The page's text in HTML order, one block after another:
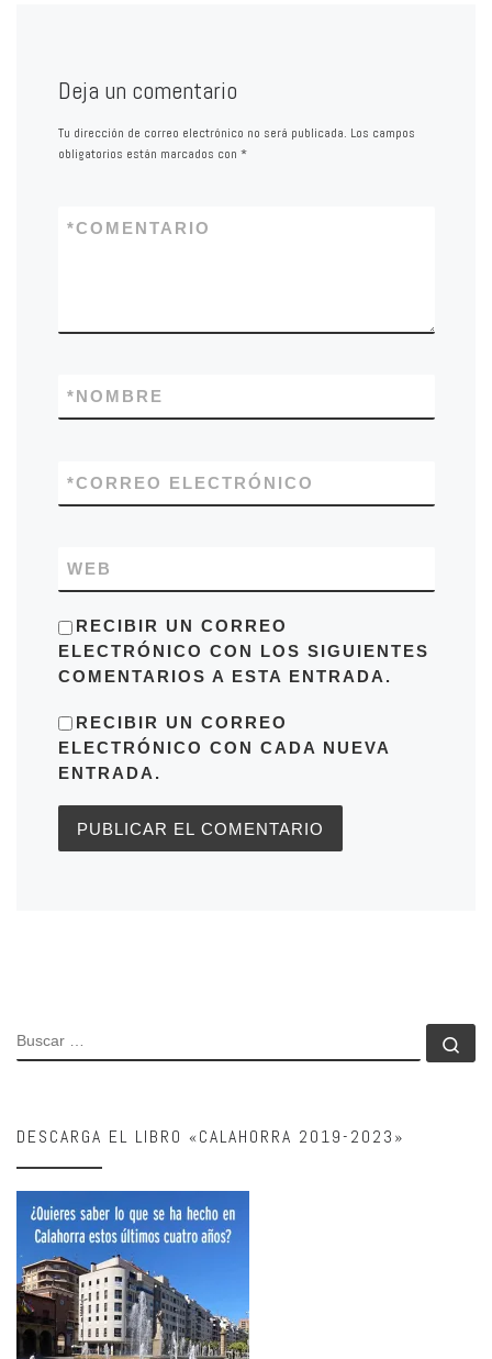
Deja un comentario
Tu dirección de correo electrónico no será publicada. Los campos
obligatorios están marcados con *
COMENTARIO
*
NOMBRE
*
CORREO ELECTRÓNICO
*
WEB
RECIBIR UN CORREO
ELECTRÓNICO CON LOS SIGUIENTES
COMENTARIOS A ESTA ENTRADA.
RECIBIR UN CORREO
ELECTRÓNICO CON CADA NUEVA
ENTRADA.
BUSCAR
DESCARGA EL LIBRO «CALAHORRA 2019-2023»